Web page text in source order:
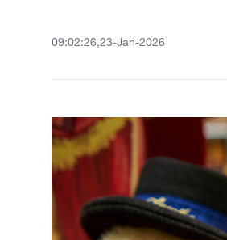
09:02:26,23-Jan-2026